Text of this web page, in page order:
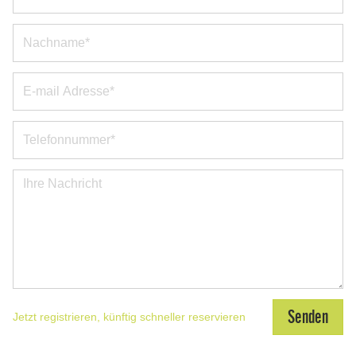
Jetzt registrieren, künftig schneller reservieren